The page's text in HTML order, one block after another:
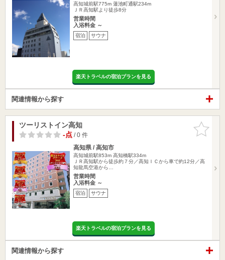
高知城前駅775m 蓮池町通駅234m
ＪＲ高知駅より徒歩8分
営業時間
入浴料金 ～
宿泊 サウナ
楽天トラベルの宿泊プランを見る
関連情報から探す
お気に入
りに追加
ツーリストイン高知
-点/ 0 件
高知県 / 高知市
高知城前駅853m 高知橋駅334m
ＪＲ高知駅から徒歩約７分／高知ＩＣから車で約12分／高
知龍馬空港から…
営業時間
入浴料金 ～
宿泊 サウナ
楽天トラベルの宿泊プランを見る
関連情報から探す